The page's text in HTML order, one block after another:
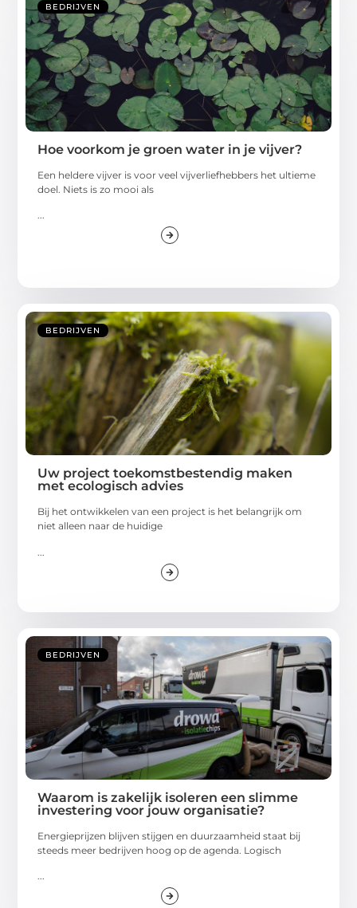
BEDRIJVEN
Hoe voorkom je groen water in je vijver?
Een heldere vijver is voor veel vijverliefhebbers het ultieme
doel. Niets is zo mooi als
...
BEDRIJVEN
Uw project toekomstbestendig maken
met ecologisch advies
Bij het ontwikkelen van een project is het belangrijk om
niet alleen naar de huidige
BEDRIJVEN
Waarom is zakelijk isoleren een slimme
investering voor jouw organisatie?
Energieprijzen blijven stijgen en duurzaamheid staat bij
steeds meer bedrijven hoog op de agenda. Logisch
...